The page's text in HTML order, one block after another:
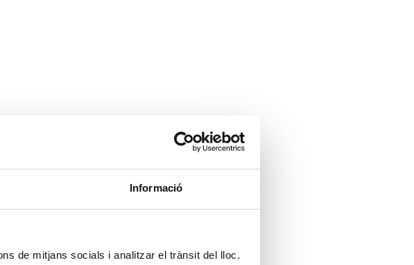
Informació
de mitjans socials i analitzar el trànsit del lloc.